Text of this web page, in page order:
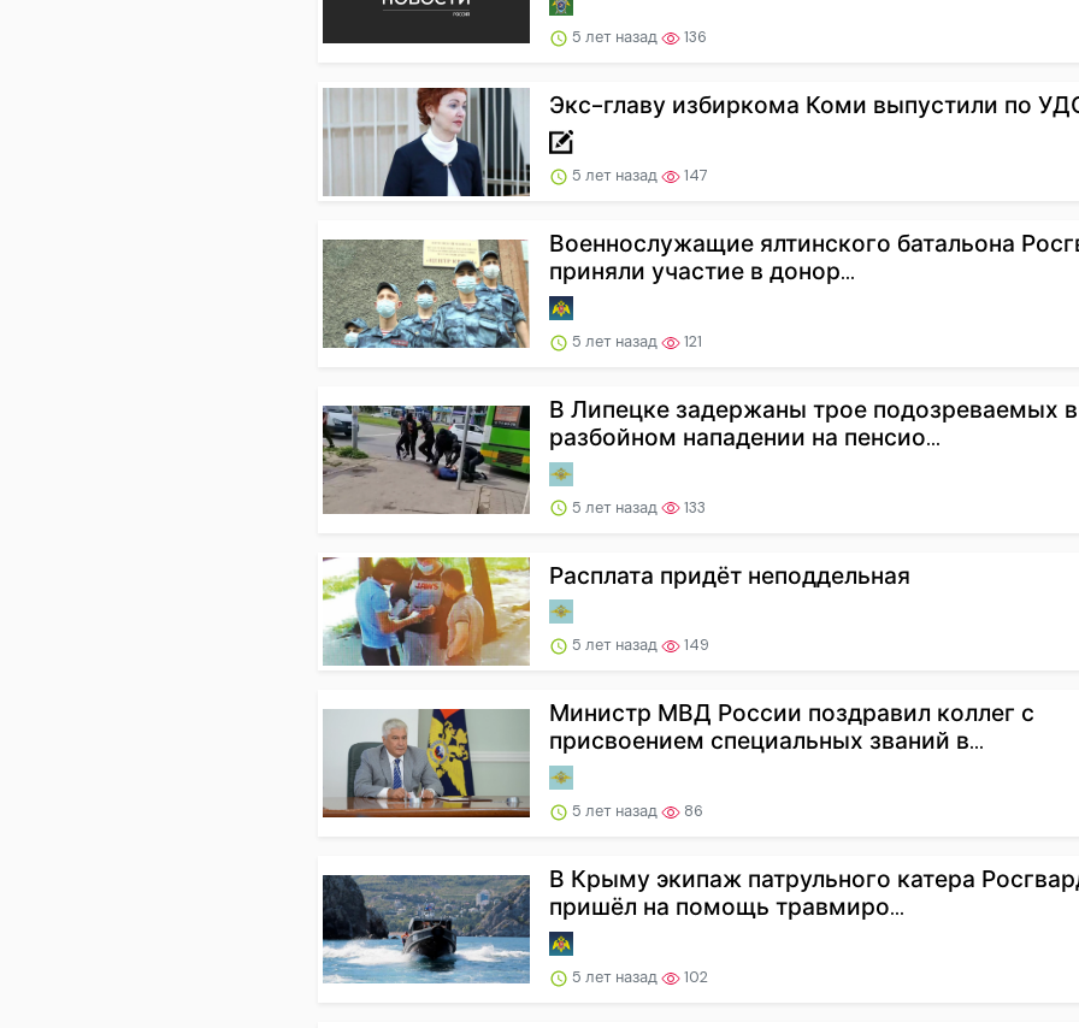
5 лет назад 136
Экс-главу избиркома Коми выпустили по
5 лет назад 147
Военнослужащие ялтинского батальона
приняли участие в донор...
5 лет назад 121
В Липецке задержаны трое подозреваемых в
разбойном нападении на пенсио...
5 лет назад 133
Расплата придёт неподдельная
5 лет назад 149
Министр МВД России поздравил коллег с
присвоением специальных званий в...
5 лет назад 86
В Крыму экипаж патрульного катера
пришёл на помощь травмиро...
5 лет назад 102